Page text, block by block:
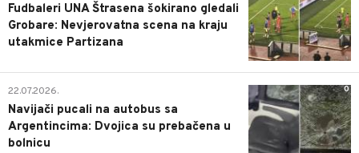
Fudbaleri UNA Štrasena šokirano gledali
Grobare: Nevjerovatna scena na kraju
utakmice Partizana
0
22.07.2026.
Navijači pucali na autobus sa
Argentincima: Dvojica su prebačena u
bolnicu